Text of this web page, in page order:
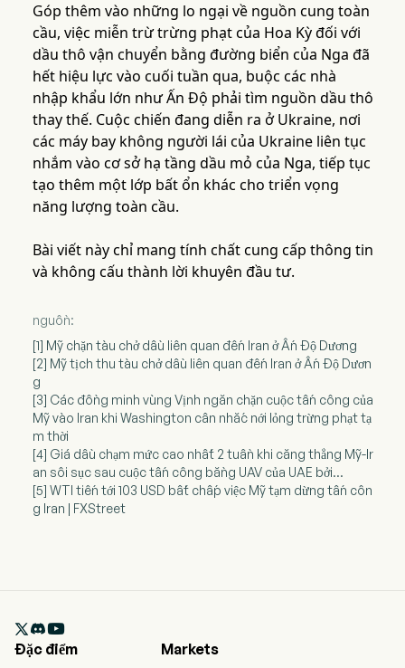
Góp thêm vào những lo ngại về nguồn cung toàn
cầu, việc miễn trừ trừng phạt của Hoa Kỳ đối với
dầu thô vận chuyển bằng đường biển của Nga đã
hết hiệu lực vào cuối tuần qua, buộc các nhà
nhập khẩu lớn như Ấn Độ phải tìm nguồn dầu thô
thay thế. Cuộc chiến đang diễn ra ở Ukraine, nơi
các máy bay không người lái của Ukraine liên tục
nhắm vào cơ sở hạ tầng dầu mỏ của Nga, tiếp tục
tạo thêm một lớp bất ổn khác cho triển vọng
năng lượng toàn cầu.
Bài viết này chỉ mang tính chất cung cấp thông tin
và không cấu thành lời khuyên đầu tư.
nguồn:
[1] Mỹ chặn tàu chở dầu liên quan đến Iran ở Ấn Độ Dương
[2] Mỹ tịch thu tàu chở dầu liên quan đến Iran ở Ấn Độ Dươn
g
[3] Các đồng minh vùng Vịnh ngăn chặn cuộc tấn công của
Mỹ vào Iran khi Washington cân nhắc nới lỏng trừng phạt tạ
m thời
[4] Giá dầu chạm mức cao nhất 2 tuần khi căng thẳng Mỹ-Ir
an sôi sục sau cuộc tấn công bằng UAV của UAE bởi...
[5] WTI tiến tới 103 USD bất chấp việc Mỹ tạm dừng tấn côn
g Iran | FXStreet

Đặc điểm
Markets